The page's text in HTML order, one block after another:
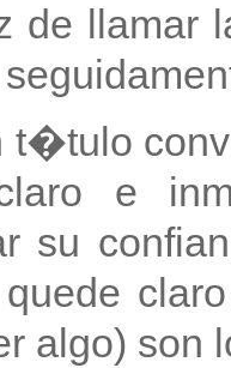
de llamar
e
su
algo) son